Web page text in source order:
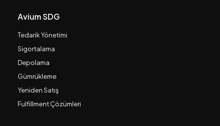
Avium SDG
Tedarik Yönetimi
Sigortalama
Depolama
Gümrükleme
Yeniden Satış
Fulfillment Çözümleri